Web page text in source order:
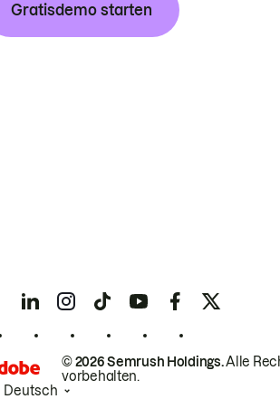
Gratisdemo starten
© 2026 Semrush Holdings.Alle
vorbehalten.
Deutsch